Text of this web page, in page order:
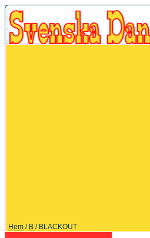
Hem / B / BLACKOUT